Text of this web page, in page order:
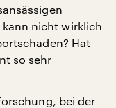
nicht wirklich
Hat
so sehr
bei der